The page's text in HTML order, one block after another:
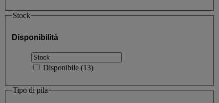
Stock
Disponibilità
Disponibile (13)
Tipo di pila